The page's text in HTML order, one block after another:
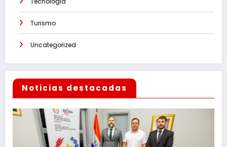
Turismo
Uncategorized
Noticias destacadas